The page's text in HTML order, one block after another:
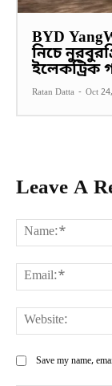
BYD
নিচে
ইলেকট্রিক
Ratan Datta - Oct
Leave A
Save my name,